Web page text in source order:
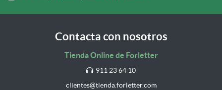
Contacta con nosotros
Tienda Online de Forletter
911 23 64 10
clientes@tienda.forletter.com